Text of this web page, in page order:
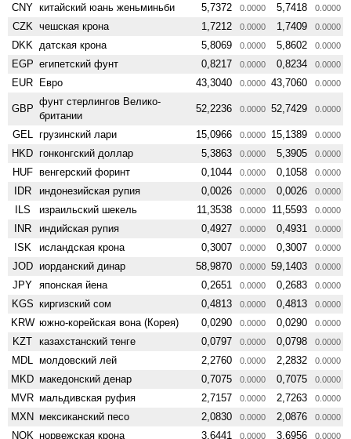
CNY китайский юань женьминьби 5,7372 0.0000 5,7418 0.0000
CZK чешская крона 1,7212 0.0000 1,7409 0.0000
DKK датская крона 5,8069 0.0000 5,8602 0.0000
EGP египетский фунт 0,8217 0.0000 0,8234 0.0000
EUR Евро 43,3040 0.0000 43,7060 0.0000
GBP
фунт стерлингов Велико­
британии
52,2236 0.0000 52,7429 0.0000
GEL грузинский лари 15,0966 0.0000 15,1389 0.0000
HKD гонконгский доллар 5,3863 0.0000 5,3905 0.0000
HUF венгерский форинт 0,1044 0.0000 0,1058 0.0000
IDR индонезийская рупия 0,0026 0.0000 0,0026 0.0000
ILS израильский шекель 11,3538 0.0000 11,5593 0.0000
INR индийская рупия 0,4927 0.0000 0,4931 0.0000
ISK исландская крона 0,3007 0.0000 0,3007 0.0000
JOD иорданский динар 58,9870 0.0000 59,1403 0.0000
JPY японская йена 0,2651 0.0000 0,2683 0.0000
KGS киргизский сом 0,4813 0.0000 0,4813 0.0000
KRW южно-корейская вона (Корея) 0,0290 0.0000 0,0290 0.0000
KZT казахстанский тенге 0,0797 0.0000 0,0798 0.0000
MDL молдовский лей 2,2760 0.0000 2,2832 0.0000
MKD македонский денар 0,7075 0.0000 0,7075 0.0000
MVR мальдивская руфия 2,7157 0.0000 2,7263 0.0000
MXN мексиканский песо 2,0830 0.0000 2,0876 0.0000
NOK норвежская крона 3,6441 0.0000 3,6956 0.0000